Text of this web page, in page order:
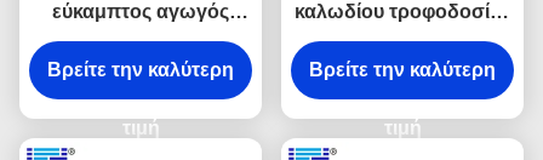
εύκαμπτος αγωγός
χαλκού πυρήνων Muti
καλωδίων H05VVF 0.5-
6mm2
Βρείτε την καλύτερη
τιμή
καλωδίου τροφοδοσίας
VDE PVC h05v2v2-φ
2x0.75mm2 300/500V
Βρείτε την καλύτερη
τιμή